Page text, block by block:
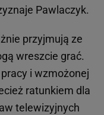
Pawlaczyk.
przyjmują ze
wreszcie grać.
i wzmożonej
ratunkiem dla
telewizyjnych